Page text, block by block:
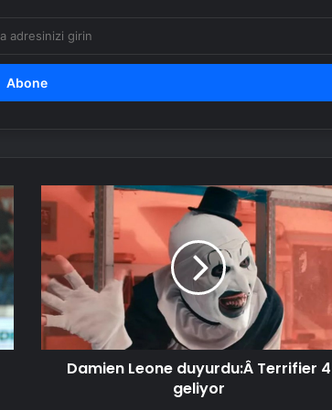
İzmir transfer
Adaylarına Çifte Güvence: Sabit
Ücret ve Kesintisiz Burs
25 Yıllık Miras Davasında Gözler
Temmuz Ayındaki Karar
Duruşmasına Çevrildi
Ortopodoloji İle Diyabetik Ayak
Yarası Tedavisi
Damien
Leone
duyurdu:Â Terrifier
4
geliyor
Damien Leone duyurdu:Â Terrifier 4
geliyor